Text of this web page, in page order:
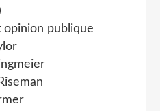
opinion publique